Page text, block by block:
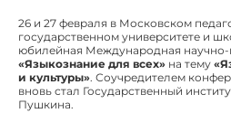
26 и 27 февраля в Московском
государственном университете и
юбилейная Международная научно-
«Языкознание для всех» на тему
и культуры». Соучредителем
вновь стал Государственный
Пушкина.